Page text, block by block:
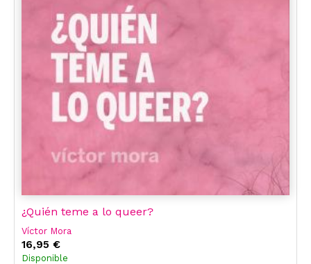
¿Quién teme a lo queer?
Víctor Mora
16,95 €
Disponible